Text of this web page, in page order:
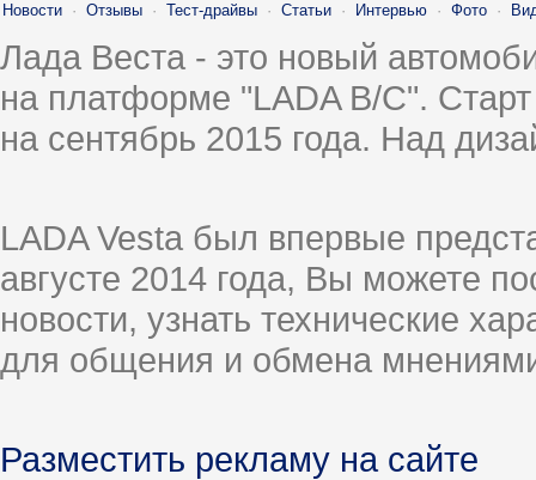
Новости · Отзывы · Тест-драйвы · Статьи · Интервью · Фото ·
Лада Веста - это новый
на платформе "LADA B/C".
на сентябрь 2015 года. Над
LADA Vesta был впервые
августе 2014 года, Вы можете
новости, узнать технические
для общения и обмена
Разместить рекламу на сайте